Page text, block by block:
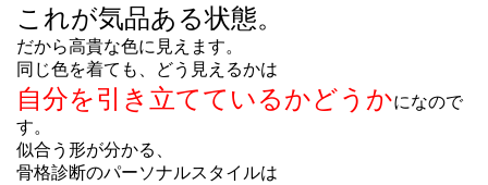
これが気品ある状態。
だから高貴な色に見えます。
同じ色を着ても、どう見えるかは
自分を引き立てているかどうかになので
す。
似合う形が分かる、
骨格診断のパーソナルスタイルは